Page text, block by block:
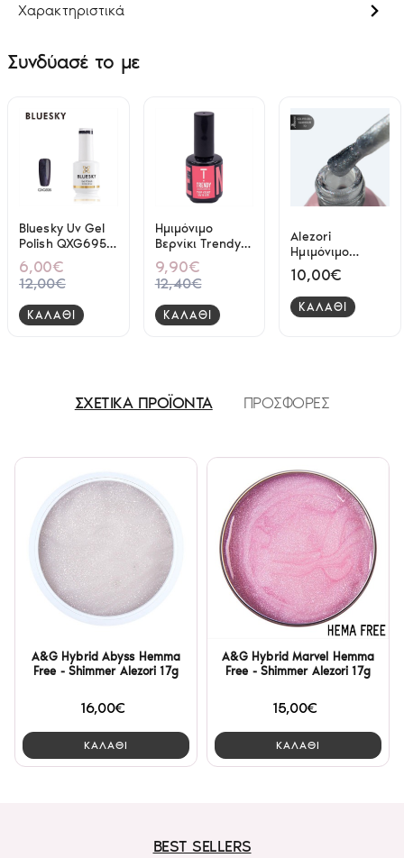
Χαρακτηριστικά
Συνδύασέ το με
Bluesky Uv Gel
Polish QXG695
15ml
6,00€
12,00€
ΚΑΛΑΘΙ
Ημιμόνιμο
Βερνίκι Trendy
Top Coat 15ml
9,90€
12,40€
ΚΑΛΑΘΙ
Alezori
Ημιμόνιμο
Βερνίκι Gel
Polish 70
Glamour 15ml
10,00€
ΚΑΛΑΘΙ
ΣΧΕΤΙΚΑ ΠΡΟΪΟΝΤΑ ΠΡΟΣΦΟΡΕΣ
A&G Hybrid Abyss Hemma
Free - Shimmer Alezori 17g
16,00€
ΚΑΛΑΘΙ
A&G Hybrid Marvel Hemma
Free - Shimmer Alezori 17g
15,00€
ΚΑΛΑΘΙ
BEST SELLERS